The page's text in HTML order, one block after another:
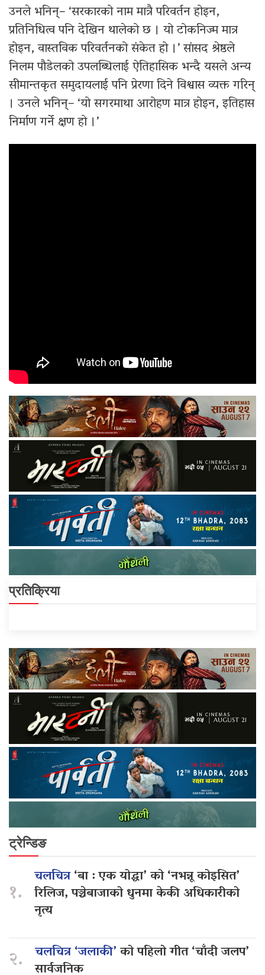
उनले भनिन्– ‘सरकारको नाम मात्रै परिवर्तन होइन,
प्रतिनिधित्व पनि देखिन थालेको छ । यो टोकनिज्म मात्र
होइन, वास्तविक परिवर्तनको संकेत हो ।’ सांसद श्रेष्ठले
निलम पौडेलको उपलब्धिलाई ऐतिहासिक भन्दै यसले अन्य
सीमान्तकृत समुदायलाई पनि प्रेरणा दिने विश्वास व्यक्त गरिन्
। उनले भनिन्– ‘यो सगरमाथा आरोहण मात्र होइन, इतिहास
निर्माण गर्ने क्षण हो ।’
प्रतिक्रिया
ट्रेन्डिङ
१.
चलचित्र‘बा : एक योद्धा’ को ‘नभन्नू कोइसित’
रिलिज, पञ्चेबाजाको धुनमा केकी अधिकारीको
नृत्य
२. चलचित्र ‘जलाकी’को पहिलो गीत ‘चाँदी जलप’
सार्वजनिक